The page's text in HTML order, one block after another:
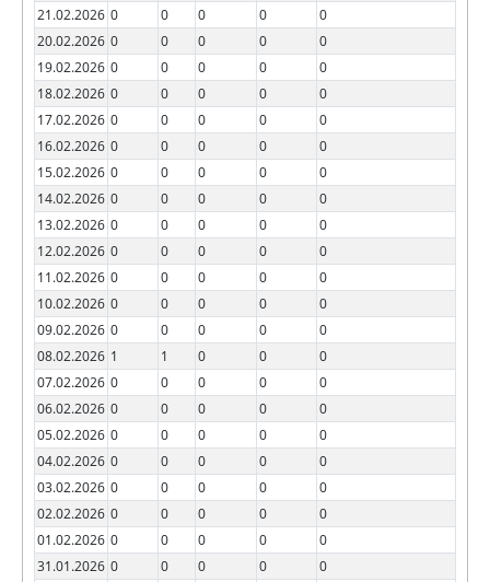
21.02.2026 0 0 0 0
0
20.02.2026 0 0 0 0
0
19.02.2026 0 0 0 0
0
18.02.2026 0 0 0 0
0
17.02.2026 0 0 0 0
0
16.02.2026 0 0 0 0
0
15.02.2026 0 0 0 0
0
14.02.2026 0 0 0 0
0
13.02.2026 0 0 0 0
0
12.02.2026 0 0 0 0
0
11.02.2026 0 0 0 0
0
10.02.2026 0 0 0 0
0
09.02.2026 0 0 0 0
0
08.02.2026 1 1 0 0
0
07.02.2026 0 0 0 0
0
06.02.2026 0 0 0 0
0
05.02.2026 0 0 0 0
0
04.02.2026 0 0 0 0
0
03.02.2026 0 0 0 0
0
02.02.2026 0 0 0 0
0
01.02.2026 0 0 0 0
0
31.01.2026 0 0 0 0
0